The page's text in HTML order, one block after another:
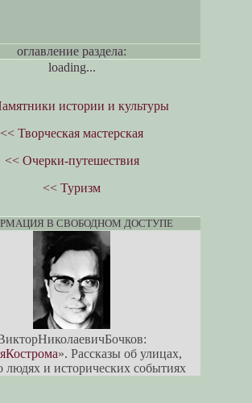
оглавление раздела:
loading...
истории и культуры
<< Творческая мастерская
<< Очерки-путешествия
<< Туризм
В СВОБОДНОМ ДОСТУПЕ
». Рассказы об улицах,
людях и исторических событиях